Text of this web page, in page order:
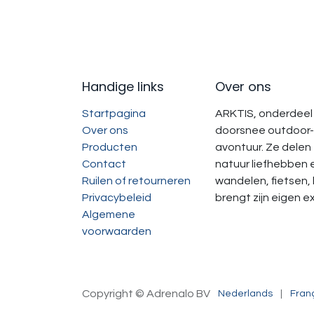
Handige links
Startpagina
Over ons
Producten
Contact
Ruilen of retourneren
Privacybeleid
Algemene
voorwaarden
Over ons
ARKTIS,
doorsnee
avontuur. Ze
natuur liefhebben
wandelen,
brengt zijn eigen
Copyright © Adrenalo BV Nederlands